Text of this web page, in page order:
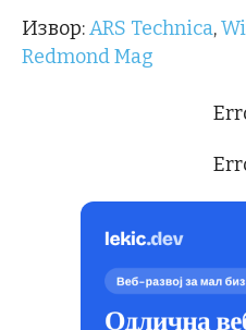
Извор:ARS Technica,
Redmond Mag